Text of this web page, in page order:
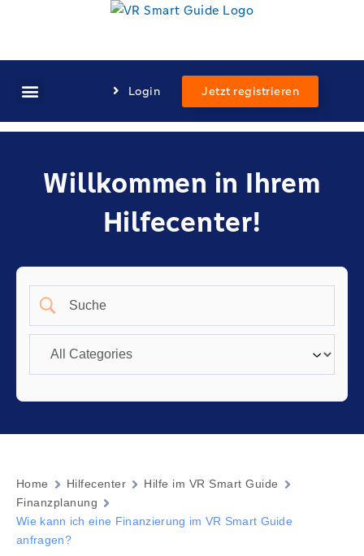
Login Jetzt registrieren
Willkommen in Ihrem
Hilfecenter!
Home Hilfecenter
Hilfe im VR Smart Guide
Finanzplanung
Wie kann ich eine Finanzierung im VR Smart Guide
anfragen?